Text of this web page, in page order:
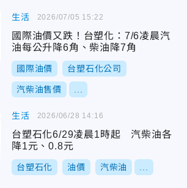
生活
國際油價又跌！台塑化：7/6凌晨汽
油每公升降6角、柴油降7角
國際油價 台塑石化公司
汽柴油售價
2026/07/05 15:22
生活
台塑石化6/29凌晨1時起 汽柴油各
降1元、0.8元
台塑石化 油價 汽柴油
2026/06/28 14:16